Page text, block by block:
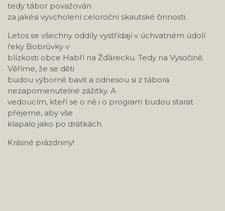
tedy tábor považován
za jakési vyvcholení celoroční skautské činnosti.
Letos se všechny oddíly vystřídají v úchvatném údolí
řeky Bobrůvky v
blízkosti obce Habří na Žďárecku. Tedy na Vysočině.
Věříme, že se děti
budou výborně bavit a odnesou si z tábora
nezapomenutelné zážitky. A
vedoucím, kteří se o ně i o program budou starat
přejeme, aby vše
klapalo jako po drátkách.
Krásné prázdniny!